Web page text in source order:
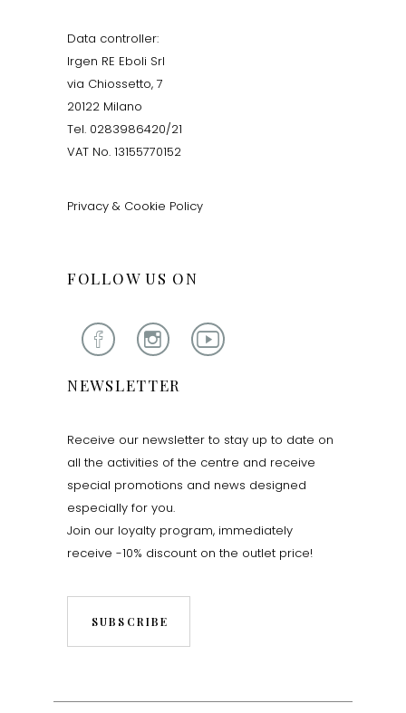
Data controller:
Irgen RE Eboli Srl
via Chiossetto, 7
20122 Milano
Tel. 0283986420/21
VAT No. 13155770152
Privacy & Cookie Policy
FOLLOW US ON
NEWSLETTER
Receive our newsletter to stay up to date on
all the activities of the centre and receive
special promotions and news designed
especially for you.
Join our loyalty program, immediately
receive -10% discount on the outlet price!
SUBSCRIBE